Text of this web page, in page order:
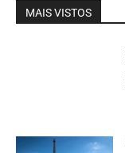
MAIS VISTOS